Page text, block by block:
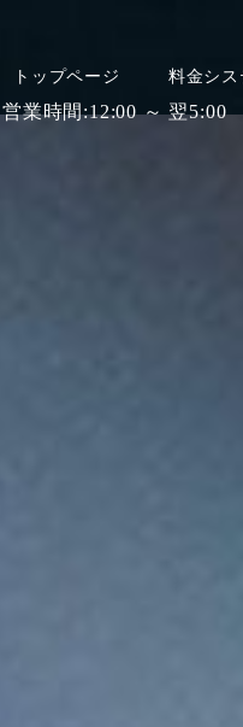
トップページ 料金シス
営業時間:12:00 ～ 翌5:00